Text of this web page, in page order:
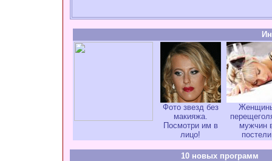
Фото звезд без
макияжа.
Посмотри им в
лицо!
мужчин
постели
10 новых программ